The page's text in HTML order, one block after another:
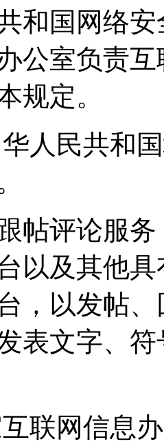
和国网络
公室负责
规定。
人民共和
帖评论服
以及其他
，以发帖
表文字、
联网信息